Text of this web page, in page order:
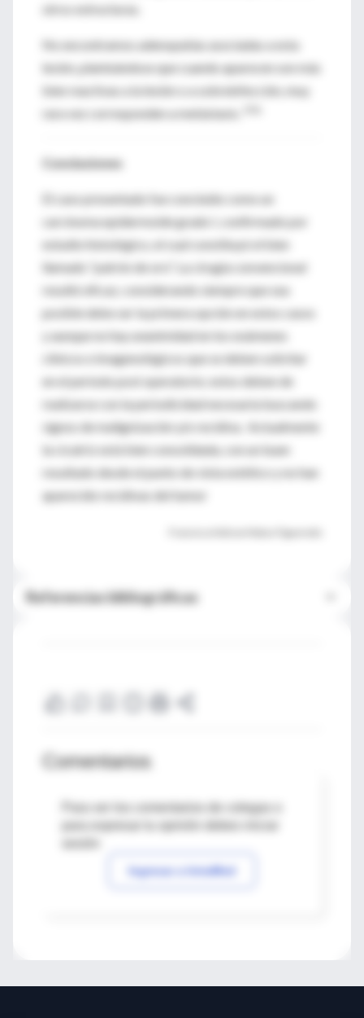
otros estructuras.
No encontramos adenopatías asociadas a esta
lesión, planteándose que cuando aparecen son más
bien reactivas a la lesión o a sobreinfección, muy
rara vez corresponden a metástasis.
Conclusiones
El caso presentado fue concluido como un
carcinoma epidermoide grado I, confirmado por
estudio histológico, el cual constituyó el bien
llamado “patrón de oro”. La cirugía convencional
resultó eficaz, considerando siempre que sea
posible debe ser la primera opción en estos casos
y aunque no hay unanimidad en los exámenes
clínicos e imagenológicos que se deben solicitar
en el período post operatorio; estos deben de
realizarse con la periodicidad necesaria buscando
signos de malignización y/o recidiva. Actualmente
la cicatriz está bien consolidada, con un buen
resultado desde el punto de vista estético y no han
aparecido recidivas del tumor
Referencias bibliográficas
Comentarios
Para ver los comentarios de colegas o
Ingresar a IntraMed